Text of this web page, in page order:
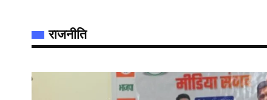
राजनीति